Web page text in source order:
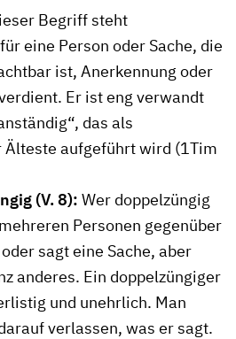
Begriff steht
eine Person oder Sache, die
ist, Anerkennung oder
Er ist eng verwandt
das als
Älteste aufgeführt wird (1Tim
(V. 8): Wer doppelzüngig
Personen gegenüber
sagt eine Sache, aber
anderes. Ein doppelzüngiger
und unehrlich. Man
verlassen, was er sagt.